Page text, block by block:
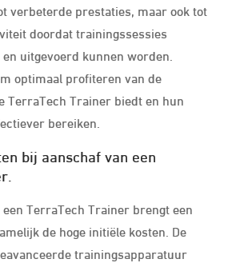
verbeterde prestaties, maar ook tot
doordat trainingssessies
uitgevoerd kunnen worden.
optimaal profiteren van de
TerraTech Trainer biedt en hun
bereiken.
bij aanschaf van een
TerraTech Trainer brengt een
de hoge initiële kosten. De
trainingsapparatuur